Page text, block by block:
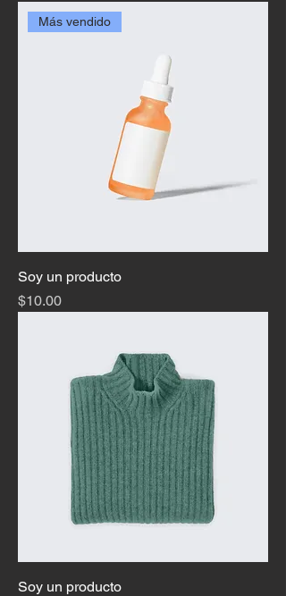
Más vendido
Soy un producto
Precio
$10.00
Soy un producto